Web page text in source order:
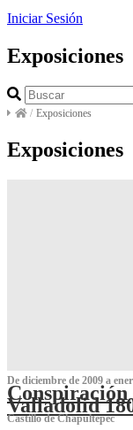
Iniciar Sesión
Exposiciones
/ Exposiciones
Exposiciones
De diciembre de 2009 a
Conspiración
Valladolid
Castillo de Chapultepec